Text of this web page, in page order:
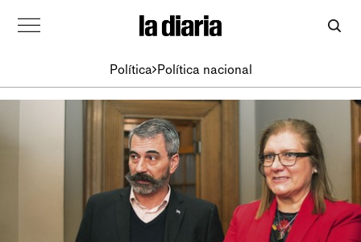
Política Política nacional